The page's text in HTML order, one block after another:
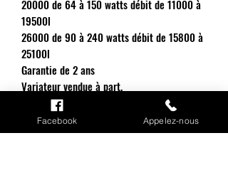
20000 de 64 à 150 watts débit de 11000 à
19500l
26000 de 90 à 240 watts débit de 15800 à
25100l
Garantie de 2 ans
Variateur vendue à part.
Facebook Appelez-nous